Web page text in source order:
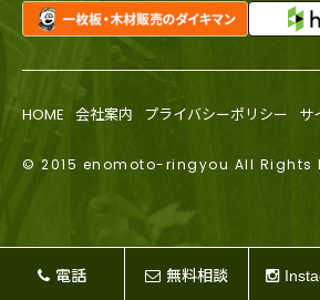
HOME 会社案内 プライバシーポリシー サ
© 2015 enomoto-ringyou All Rights
電話 無料相談